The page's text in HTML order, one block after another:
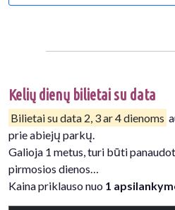
Kelių dienų bilietai su data
Bilietai su data 2, 3 ar 4 dienoms
prie abiejų parkų.
Galioja 1 metus, turi būti
pirmosios dienos…
Kaina priklauso nuo 1